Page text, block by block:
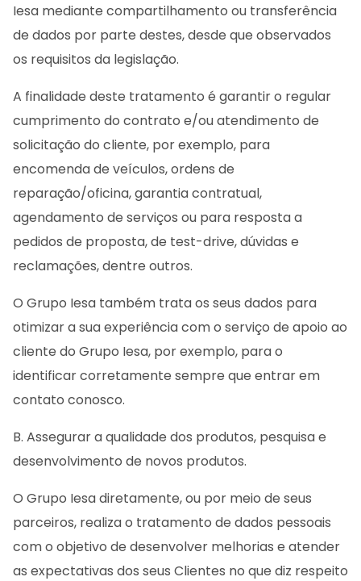
Iesa mediante compartilhamento ou transferência
de dados por parte destes, desde que observados
os requisitos da legislação.
A finalidade deste tratamento é garantir o regular
cumprimento do contrato e/ou atendimento de
solicitação do cliente, por exemplo, para
encomenda de veículos, ordens de
reparação/oficina, garantia contratual,
agendamento de serviços ou para resposta a
pedidos de proposta, de test-drive, dúvidas e
reclamações, dentre outros.
O Grupo Iesa também trata os seus dados para
otimizar a sua experiência com o serviço de apoio ao
cliente do Grupo Iesa, por exemplo, para o
identificar corretamente sempre que entrar em
contato conosco.
B. Assegurar a qualidade dos produtos, pesquisa e
desenvolvimento de novos produtos.
O Grupo Iesa diretamente, ou por meio de seus
parceiros, realiza o tratamento de dados pessoais
com o objetivo de desenvolver melhorias e atender
as expectativas dos seus Clientes no que diz respeito